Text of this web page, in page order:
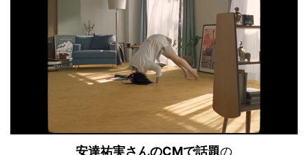
安達祐実さんのCMで話題の